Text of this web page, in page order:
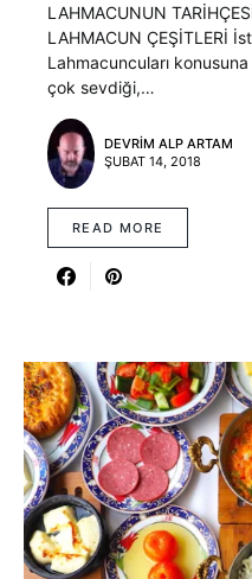
LAHMACUNUN
LAHMACUN ÇEŞİTLERİ
Lahmacuncuları
çok sevdiği,…
DEVRIM ALP ARTAM
ŞUBAT 14, 2018
READ MORE